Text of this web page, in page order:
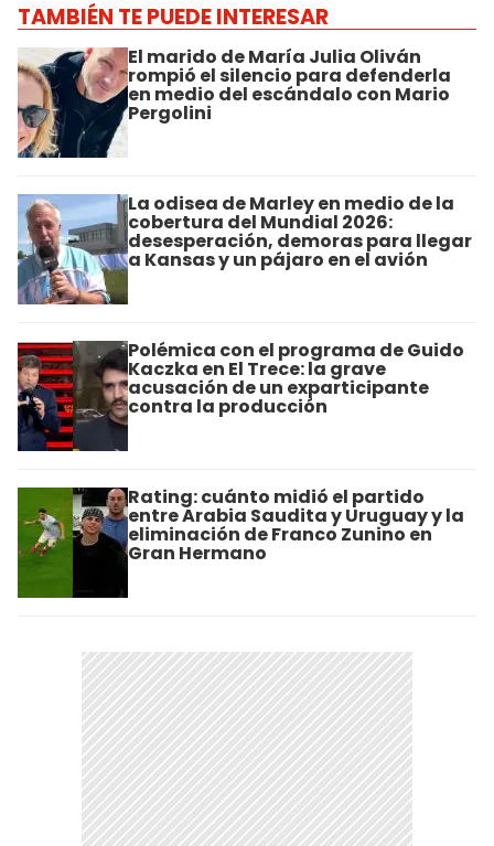
TAMBIÉN TE PUEDE INTERESAR
El marido de María Julia Oliván
rompió el silencio para defenderla
en medio del escándalo con Mario
Pergolini
La odisea de Marley en medio de la
cobertura del Mundial 2026:
desesperación, demoras para llegar
a Kansas y un pájaro en el avión
Polémica con el programa de Guido
Kaczka en El Trece: la grave
acusación de un exparticipante
contra la producción
Rating: cuánto midió el partido
entre Arabia Saudita y Uruguay y la
eliminación de Franco Zunino en
Gran Hermano